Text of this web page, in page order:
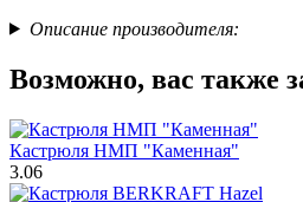
Описание производителя:
Возможно, вас также
Кастрюля НМП "Каменная"
3.06